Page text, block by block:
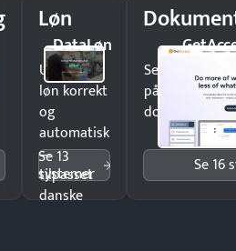
Løn
DataLøn
Udbetal
løn korrekt
og
automatisk
—
tilpasset
danske
Se 13
systemer
Send
på minutter
dokumenter.
Se 16